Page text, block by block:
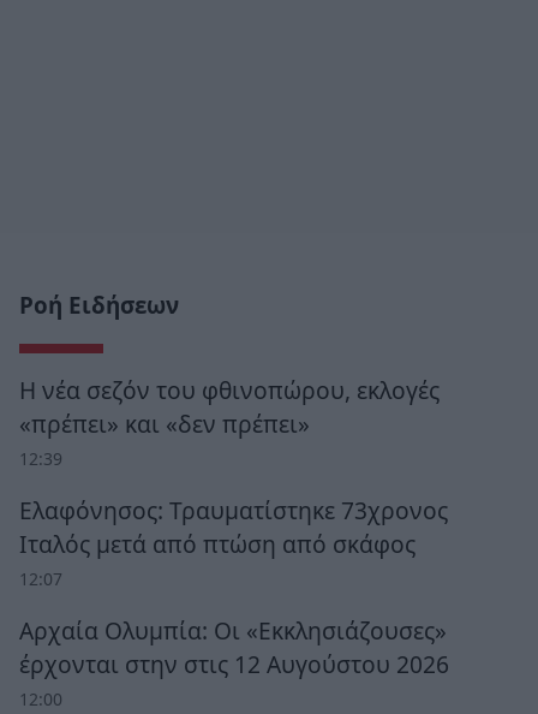
Ροή Ειδήσεων
Η νέα σεζόν του φθινοπώρου, εκλογές
«πρέπει» και «δεν πρέπει»
12:39
Ελαφόνησος: Τραυματίστηκε 73χρονος
Ιταλός μετά από πτώση από σκάφος
12:07
Αρχαία Ολυμπία: Οι «Εκκλησιάζουσες»
έρχονται στην στις 12 Αυγούστου 2026
12:00